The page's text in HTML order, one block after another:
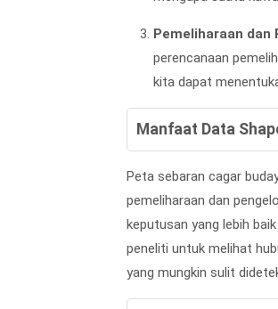
Pemeliharaan dan
perencanaan
kita dapat
Manfaat Data
Peta sebaran cagar
pemeliharaan dan
keputusan yang lebih
peneliti untuk melihat
yang mungkin sulit